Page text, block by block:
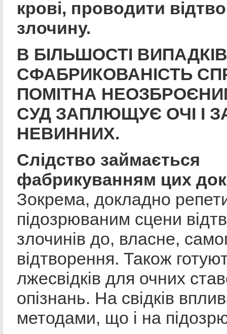
крові, проводити
злочину.
В БІЛЬШОСТІ ВИПАДКІВ
СФАБРИКОВАНІСТЬ
ПОМІТНА
СУД ЗАПЛЮЩУЄ ОЧІ І
НЕВИННИХ.
Слідство займається
фабрикуванням цих
Зокрема, докладно
підозрюваним сцени
злочинів до, власне,
відтворення. Також
лжесвідків для очних
опізнань. На свідків
методами, що і на